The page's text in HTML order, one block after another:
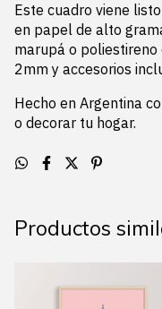
Este cuadro viene
en papel de alto
marupá o poliestireno
2mm y accesorios
Hecho en Argentina
o decorar tu hogar.
Productos